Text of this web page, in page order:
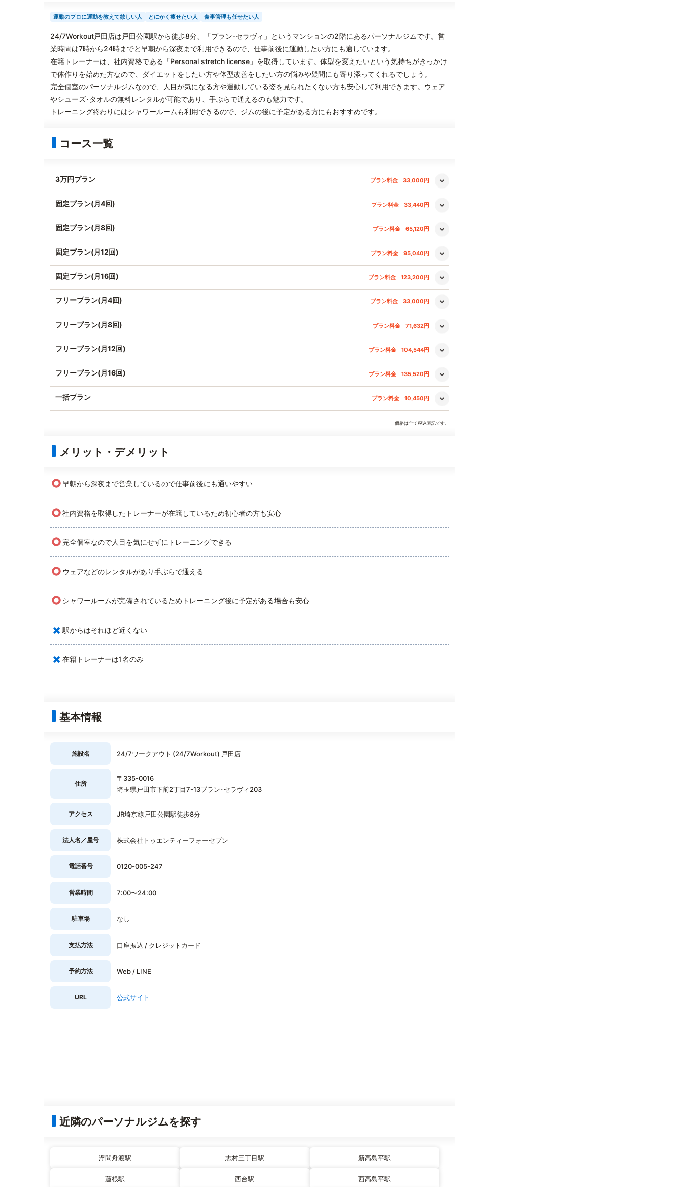
運動のプロに運動を教えて欲しい人 とにかく痩せたい人 食事管理も任せたい人
24/7Workout戸田店は戸田公園駅から徒歩8分、「ブラン･セラヴィ」というマンションの2階にあるパーソナルジムです。営
業時間は7時から24時までと早朝から深夜まで利用できるので、仕事前後に運動したい方にも適しています。
在籍トレーナーは、社内資格である「Personal stretch license」を取得しています。体型を変えたいという気持ちがきっかけ
で体作りを始めた方なので、ダイエットをしたい方や体型改善をしたい方の悩みや疑問にも寄り添ってくれるでしょう。
完全個室のパーソナルジムなので、人目が気になる方や運動している姿を見られたくない方も安心して利用できます。ウェア
やシューズ･タオルの無料レンタルが可能であり、手ぶらで通えるのも魅力です。
トレーニング終わりにはシャワールームも利用できるので、ジムの後に予定がある方にもおすすめです。
コース一覧
3万円プラン プラン料金 33,000円
固定プラン(月4回) プラン料金 33,440円
固定プラン(月8回) プラン料金 65,120円
固定プラン(月12回) プラン料金 95,040円
固定プラン(月16回) プラン料金 123,200円
フリープラン(月4回) プラン料金 33,000円
フリープラン(月8回) プラン料金 71,632円
フリープラン(月12回) プラン料金 104,544円
フリープラン(月16回) プラン料金 135,520円
一括プラン プラン料金 10,450円
価格は全て税込表記です。
メリット・デメリット
○早朝から深夜まで営業しているので仕事前後にも通いやすい
○社内資格を取得したトレーナーが在籍しているため初心者の方も安心
○ 完全個室なので人目を気にせずにトレーニングできる
○ ウェアなどのレンタルがあり手ぶらで通える
○ シャワールームが完備されているためトレーニング後に予定がある場合も安心
× 駅からはそれほど近くない
× 在籍トレーナーは1名のみ
基本情報
施設名 24/7ワークアウト (24/7Workout) 戸田店
住所
〒335-0016
埼玉県戸田市下前2丁目7-13ブラン･セラヴィ203
アクセス JR埼京線戸田公園駅徒歩8分
法人名／屋号 株式会社トゥエンティーフォーセブン
電話番号 0120-005-247
営業時間 7:00〜24:00
駐車場 なし
支払方法 口座振込 / クレジットカード
予約方法 Web / LINE
URL 公式サイト
近隣のパーソナルジムを探す
浮間舟渡駅 志村三丁目駅 新高島平駅
蓮根駅 西台駅 西高島平駅